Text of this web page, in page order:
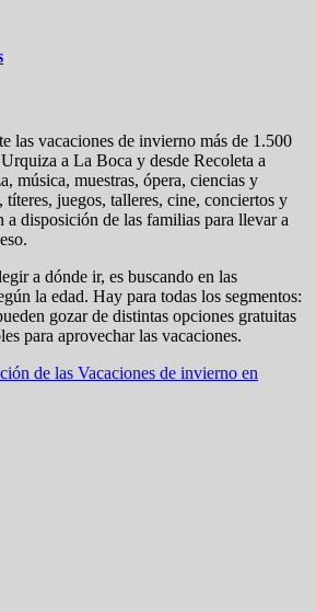
las vacaciones de invierno más de 1.500
a La Boca y desde Recoleta a
música, muestras, ópera, ciencias y
juegos, talleres, cine, conciertos y
a disposición de las familias para llevar a
a dónde ir, es buscando en las
la edad. Hay para todas los segmentos:
gozar de distintas opciones gratuitas
para aprovechar las vacaciones.
de las Vacaciones de invierno en